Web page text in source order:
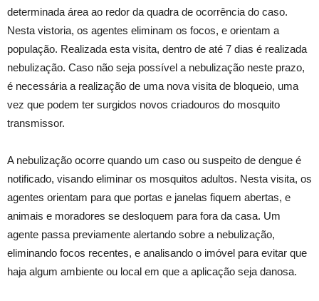
determinada área ao redor da quadra de ocorrência do caso.
Nesta vistoria, os agentes eliminam os focos, e orientam a
população. Realizada esta visita, dentro de até 7 dias é realizada
nebulização. Caso não seja possível a nebulização neste prazo,
é necessária a realização de uma nova visita de bloqueio, uma
vez que podem ter surgidos novos criadouros do mosquito
transmissor.
A nebulização ocorre quando um caso ou suspeito de dengue é
notificado, visando eliminar os mosquitos adultos. Nesta visita, os
agentes orientam para que portas e janelas fiquem abertas, e
animais e moradores se desloquem para fora da casa. Um
agente passa previamente alertando sobre a nebulização,
eliminando focos recentes, e analisando o imóvel para evitar que
haja algum ambiente ou local em que a aplicação seja danosa.